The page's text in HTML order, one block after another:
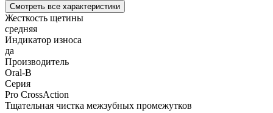
Смотреть все характеристики
Жесткость щетины
средняя
Индикатор износа
да
Производитель
Oral-B
Серия
Pro CrossAction
Тщательная чистка межзубных промежутков